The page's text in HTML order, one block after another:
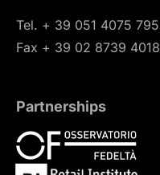
Tel. + 39 051 4075 795
Fax + 39 02 8739 4018
Partnerships